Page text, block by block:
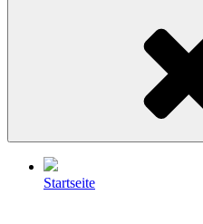
Startseite